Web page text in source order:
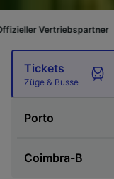
Offizieller
Tickets
Züge & Busse